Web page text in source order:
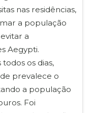
nas residências,
a população
a
Aegypti.
todos os dias,
prevalece o
a população
Foi